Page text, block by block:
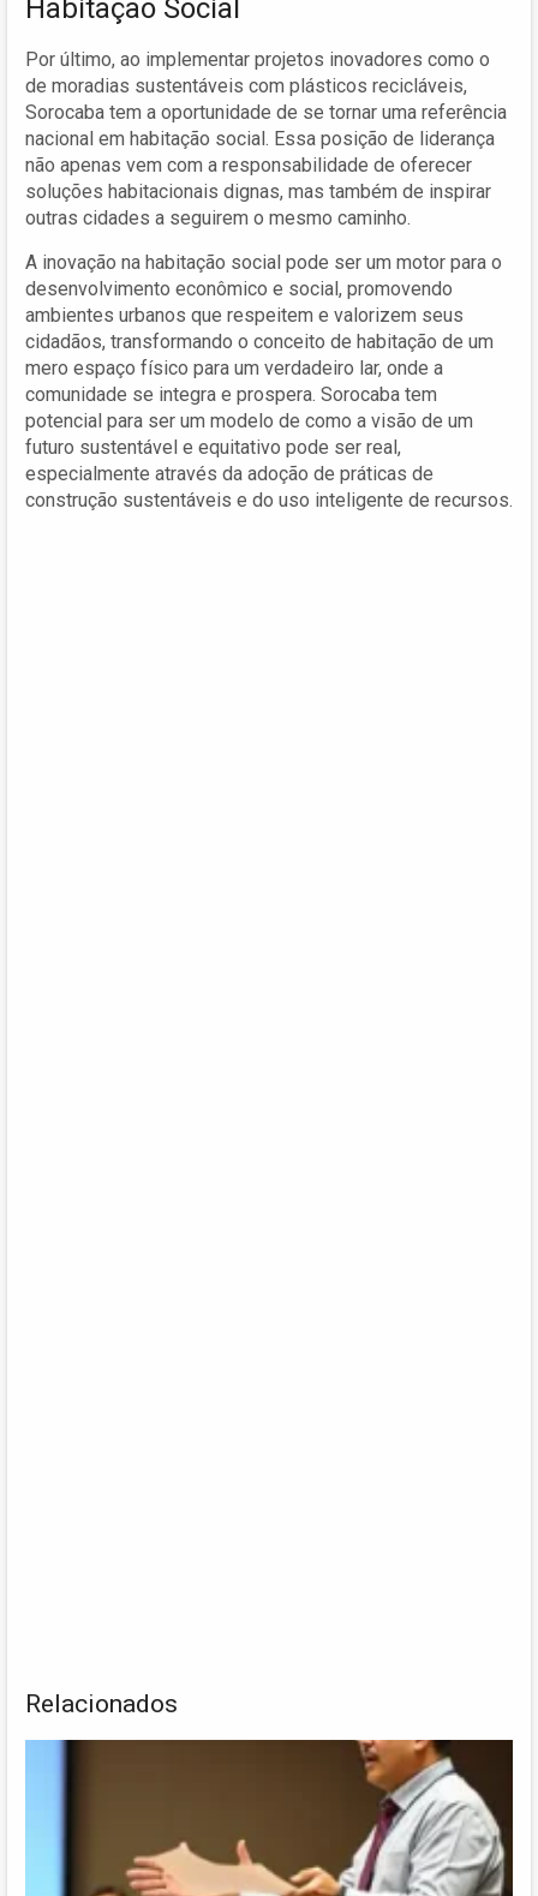
Habitação Social
Por último, ao implementar projetos inovadores como o
de moradias sustentáveis com plásticos recicláveis,
Sorocaba tem a oportunidade de se tornar uma referência
nacional em habitação social. Essa posição de liderança
não apenas vem com a responsabilidade de oferecer
soluções habitacionais dignas, mas também de inspirar
outras cidades a seguirem o mesmo caminho.
A inovação na habitação social pode ser um motor para o
desenvolvimento econômico e social, promovendo
ambientes urbanos que respeitem e valorizem seus
cidadãos, transformando o conceito de habitação de um
mero espaço físico para um verdadeiro lar, onde a
comunidade se integra e prospera. Sorocaba tem
potencial para ser um modelo de como a visão de um
futuro sustentável e equitativo pode ser real,
especialmente através da adoção de práticas de
construção sustentáveis e do uso inteligente de recursos.
Relacionados